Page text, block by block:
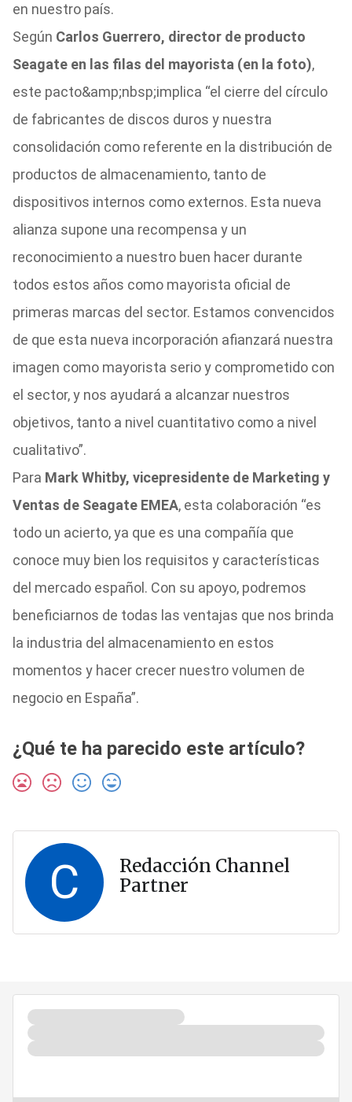
en nuestro país.
Según Carlos Guerrero, director de producto
Seagate en las filas del mayorista (en la foto),
este pacto&amp;nbsp;implica “el cierre del círculo
de fabricantes de discos duros y nuestra
consolidación como referente en la distribución de
productos de almacenamiento, tanto de
dispositivos internos como externos. Esta nueva
alianza supone una recompensa y un
reconocimiento a nuestro buen hacer durante
todos estos años como mayorista oficial de
primeras marcas del sector. Estamos convencidos
de que esta nueva incorporación afianzará nuestra
imagen como mayorista serio y comprometido con
el sector, y nos ayudará a alcanzar nuestros
objetivos, tanto a nivel cuantitativo como a nivel
cualitativo”.
Para Mark Whitby, vicepresidente de Marketing y
Ventas de Seagate EMEA, esta colaboración “es
todo un acierto, ya que es una compañía que
conoce muy bien los requisitos y características
del mercado español. Con su apoyo, podremos
beneficiarnos de todas las ventajas que nos brinda
la industria del almacenamiento en estos
momentos y hacer crecer nuestro volumen de
negocio en España”.
¿Qué te ha parecido este artículo?
C
Redacción Channel
Partner